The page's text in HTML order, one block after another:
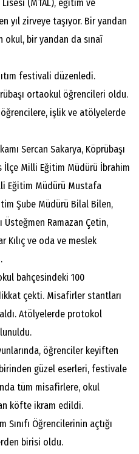
(MTAL), eğitim ve
yıl zirveye taşıyor. Bir yandan
bir yandan da sınaî
festivali düzenledi.
ortaokul öğrencileri oldu.
öğrencilere, işlik ve atölyelerde
Sercan Sakarya, Köprübaşı
İlçe Milli Eğitim Müdürü İbrahim
Eğitim Müdürü Mustafa
Şube Müdürü Bilal Bilen,
Üsteğmen Ramazan Çetin,
Kılıç ve oda ve meslek
bahçesindeki 100
çekti. Misafirler stantları
Atölyelerde protokol
öğrenciler keyiften
güzel eserleri, festivale
tüm misafirlere, okul
köfte ikram edildi.
Öğrencilerinin açtığı
birisi oldu.